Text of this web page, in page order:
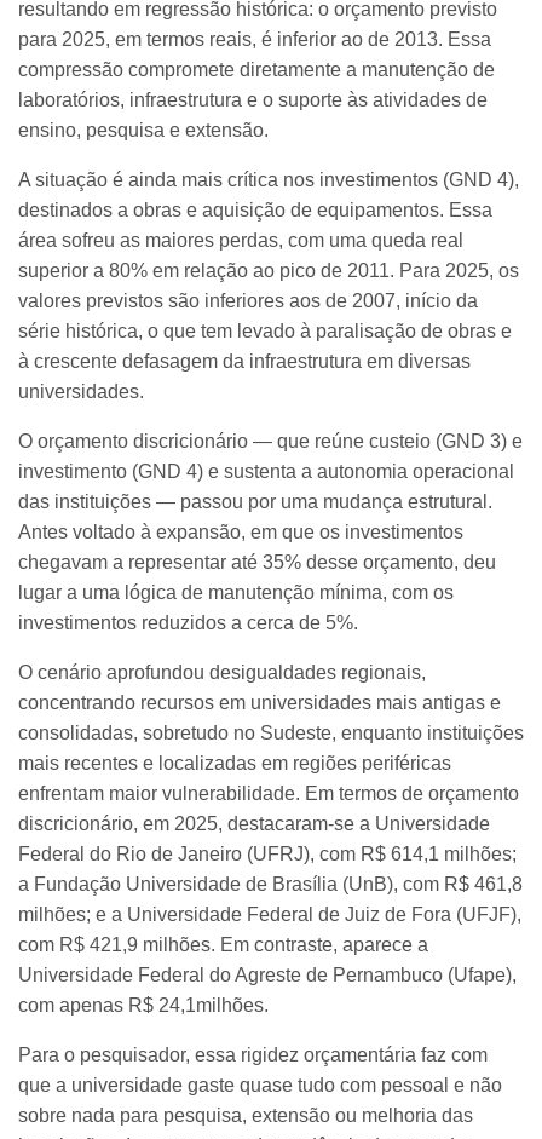
resultando em regressão histórica: o orçamento previsto
para 2025, em termos reais, é inferior ao de 2013. Essa
compressão compromete diretamente a manutenção de
laboratórios, infraestrutura e o suporte às atividades de
ensino, pesquisa e extensão.
A situação é ainda mais crítica nos investimentos (GND 4),
destinados a obras e aquisição de equipamentos. Essa
área sofreu as maiores perdas, com uma queda real
superior a 80% em relação ao pico de 2011. Para 2025, os
valores previstos são inferiores aos de 2007, início da
série histórica, o que tem levado à paralisação de obras e
à crescente defasagem da infraestrutura em diversas
universidades.
O orçamento discricionário — que reúne custeio (GND 3) e
investimento (GND 4) e sustenta a autonomia operacional
das instituições — passou por uma mudança estrutural.
Antes voltado à expansão, em que os investimentos
chegavam a representar até 35% desse orçamento, deu
lugar a uma lógica de manutenção mínima, com os
investimentos reduzidos a cerca de 5%.
O cenário aprofundou desigualdades regionais,
concentrando recursos em universidades mais antigas e
consolidadas, sobretudo no Sudeste, enquanto instituições
mais recentes e localizadas em regiões periféricas
enfrentam maior vulnerabilidade. Em termos de orçamento
discricionário, em 2025, destacaram-se a Universidade
Federal do Rio de Janeiro (UFRJ), com R$ 614,1 milhões;
a Fundação Universidade de Brasília (UnB), com R$ 461,8
milhões; e a Universidade Federal de Juiz de Fora (UFJF),
com R$ 421,9 milhões. Em contraste, aparece a
Universidade Federal do Agreste de Pernambuco (Ufape),
com apenas R$ 24,1milhões.
Para o pesquisador, essa rigidez orçamentária faz com
que a universidade gaste quase tudo com pessoal e não
sobre nada para pesquisa, extensão ou melhoria das